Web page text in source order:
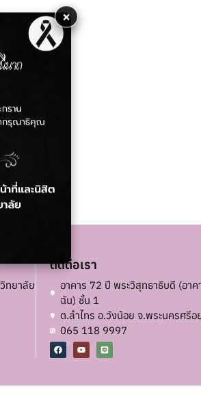
×
ทยาลัย
ติดต่อเรา
อาคาร 72 ปี พระวิสุทธาธิบดี (อาค
ฉัน) ชั้น 1
ต.ลำไทร อ.วังน้อย จ.พระนครศรีอ
065 118 9997